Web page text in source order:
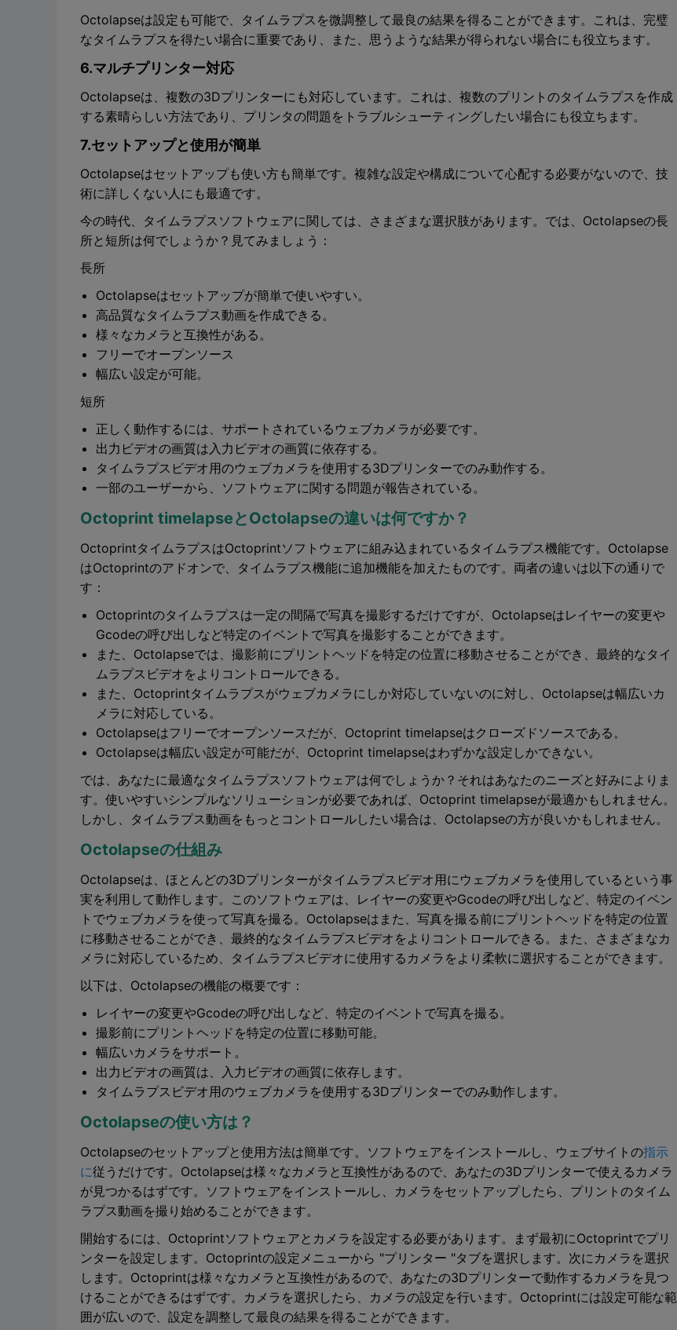
Octolapseは設定も可能で、タイムラプスを微調整して最良の結果を得ることができます。これは、完璧
なタイムラプスを得たい場合に重要であり、また、思うような結果が得られない場合にも役立ちます。
6.マルチプリンター対応
Octolapseは、複数の3Dプリンターにも対応しています。これは、複数のプリントのタイムラプスを作成
する素晴らしい方法であり、プリンタの問題をトラブルシューティングしたい場合にも役立ちます。
7.セットアップと使用が簡単
Octolapseはセットアップも使い方も簡単です。複雑な設定や構成について心配する必要がないので、技
術に詳しくない人にも最適です。
今の時代、タイムラプスソフトウェアに関しては、さまざまな選択肢があります。では、Octolapseの長
所と短所は何でしょうか？見てみましょう：
長所
Octolapseはセットアップが簡単で使いやすい。
高品質なタイムラプス動画を作成できる。
様々なカメラと互換性がある。
フリーでオープンソース
幅広い設定が可能。
短所
正しく動作するには、サポートされているウェブカメラが必要です。
出力ビデオの画質は入力ビデオの画質に依存する。
タイムラプスビデオ用のウェブカメラを使用する3Dプリンターでのみ動作する。
一部のユーザーから、ソフトウェアに関する問題が報告されている。
Octoprint timelapseとOctolapseの違いは何ですか？
OctoprintタイムラプスはOctoprintソフトウェアに組み込まれているタイムラプス機能です。Octolapse
はOctoprintのアドオンで、タイムラプス機能に追加機能を加えたものです。両者の違いは以下の通りで
す：
Octoprintのタイムラプスは一定の間隔で写真を撮影するだけですが、Octolapseはレイヤーの変更や
Gcodeの呼び出しなど特定のイベントで写真を撮影することができます。
また、Octolapseでは、撮影前にプリントヘッドを特定の位置に移動させることができ、最終的なタイ
ムラプスビデオをよりコントロールできる。
また、Octoprintタイムラプスがウェブカメラにしか対応していないのに対し、Octolapseは幅広いカ
メラに対応している。
Octolapseはフリーでオープンソースだが、Octoprint timelapseはクローズドソースである。
Octolapseは幅広い設定が可能だが、Octoprint timelapseはわずかな設定しかできない。
では、あなたに最適なタイムラプスソフトウェアは何でしょうか？それはあなたのニーズと好みによりま
す。使いやすいシンプルなソリューションが必要であれば、Octoprint timelapseが最適かもしれません。
しかし、タイムラプス動画をもっとコントロールしたい場合は、Octolapseの方が良いかもしれません。
Octolapseの仕組み
Octolapseは、ほとんどの3Dプリンターがタイムラプスビデオ用にウェブカメラを使用しているという事
実を利用して動作します。このソフトウェアは、レイヤーの変更やGcodeの呼び出しなど、特定のイベン
トでウェブカメラを使って写真を撮る。Octolapseはまた、写真を撮る前にプリントヘッドを特定の位置
に移動させることができ、最終的なタイムラプスビデオをよりコントロールできる。また、さまざまなカ
メラに対応しているため、タイムラプスビデオに使用するカメラをより柔軟に選択することができます。
以下は、Octolapseの機能の概要です：
レイヤーの変更やGcodeの呼び出しなど、特定のイベントで写真を撮る。
撮影前にプリントヘッドを特定の位置に移動可能。
幅広いカメラをサポート。
出力ビデオの画質は、入力ビデオの画質に依存します。
タイムラプスビデオ用のウェブカメラを使用する3Dプリンターでのみ動作します。
Octolapseの使い方は？
Octolapseのセットアップと使用方法は簡単です。ソフトウェアをインストールし、ウェブサイトの指示
に従うだけです。Octolapseは様々なカメラと互換性があるので、あなたの3Dプリンターで使えるカメラ
が見つかるはずです。ソフトウェアをインストールし、カメラをセットアップしたら、プリントのタイム
ラプス動画を撮り始めることができます。
開始するには、Octoprintソフトウェアとカメラを設定する必要があります。まず最初にOctoprintでプリ
ンターを設定します。Octoprintの設定メニューから "プリンター "タブを選択します。次にカメラを選択
します。Octoprintは様々なカメラと互換性があるので、あなたの3Dプリンターで動作するカメラを見つ
けることができるはずです。カメラを選択したら、カメラの設定を行います。Octoprintには設定可能な範
囲が広いので、設定を調整して最良の結果を得ることができます。